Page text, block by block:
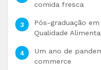
comida fresca
Pós-graduação
Qualidade
Um ano de
commerce